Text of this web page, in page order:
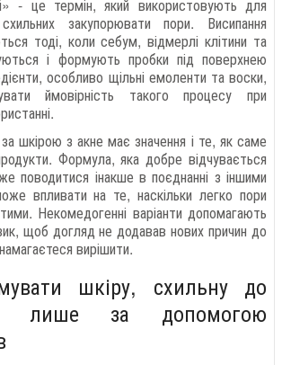
- це термін, який використовують для
закупорювати пори. Висипання
тоді, коли себум, відмерлі клітини та
і формують пробки під поверхнею
особливо щільні емоленти та воски,
ймовірність такого процесу при
шкірою з акне має значення і те, як саме
Формула, яка добре відчувається
поводитися інакше в поєднанні з іншими
впливати на те, наскільки легко пори
Некомедогенні варіанти допомагають
щоб догляд не додавав нових причин до
вирішити.
шкіру, схильну до
лише за допомогою